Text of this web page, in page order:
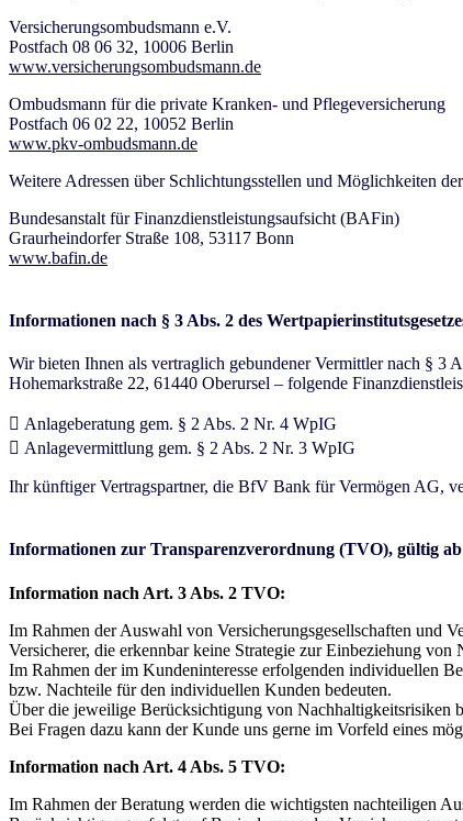
Versicherungsombudsmann e.V.
Postfach 08 06 32, 10006 Berlin
www.versicherungsombudsmann.de
Ombudsmann für die private Kranken- und Pflegeversicherung
Postfach 06 02 22, 10052 Berlin
www.pkv-ombudsmann.de
Weitere Adressen über Schlichtungsstellen und Möglichkeiten
Bundesanstalt für Finanzdienstleistungsaufsicht (BAFin)
Graurheindorfer Straße 108, 53117 Bonn
www.bafin.de
Informationen nach § 3 Abs. 2 des
Wir bieten Ihnen als vertraglich gebundener Vermittler nach §
Hohemarkstraße 22, 61440 Oberursel – folgende
 Anlageberatung gem. § 2 Abs. 2 Nr. 4 WpIG
 Anlagevermittlung gem. § 2 Abs. 2 Nr. 3 WpIG
Ihr künftiger Vertragspartner, die BfV Bank für Vermögen AG,
Informationen zur Transparenzverordnung (TVO), gültig ab
Information nach Art. 3 Abs. 2 TVO:
Im Rahmen der Auswahl von Versicherungsgesellschaften und
Versicherer, die erkennbar keine Strategie zur Einbeziehung
Im Rahmen der im Kundeninteresse erfolgenden individuellen
bzw. Nachteile für den individuellen Kunden bedeuten.
Über die jeweilige Berücksichtigung von Nachhaltigkeitsrisiken
Bei Fragen dazu kann der Kunde uns gerne im Vorfeld eines
Information nach Art. 4 Abs. 5 TVO:
Im Rahmen der Beratung werden die wichtigsten nachteiligen